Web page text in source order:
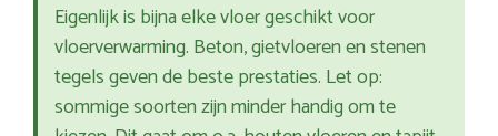
Eigenlijk is bijna elke vloer geschikt voor
vloerverwarming. Beton, gietvloeren en stenen
tegels geven de beste prestaties. Let op:
sommige soorten zijn minder handig om te